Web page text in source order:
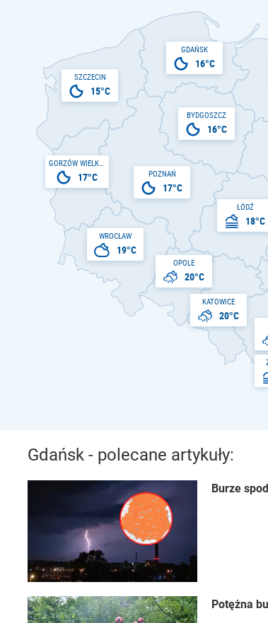
BYDGOSZCZ
16°C
GDAŃSK
16°C
17°C
KATOWICE
20°C
ŁÓDŹ
18°C
OPOLE
20°C
POZNAŃ
17°C
SZCZECIN
15°C
WROCŁAW
19°C
Gdańsk - polecane artykuły:
Burze
Potężna